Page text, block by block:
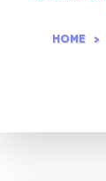
HOME